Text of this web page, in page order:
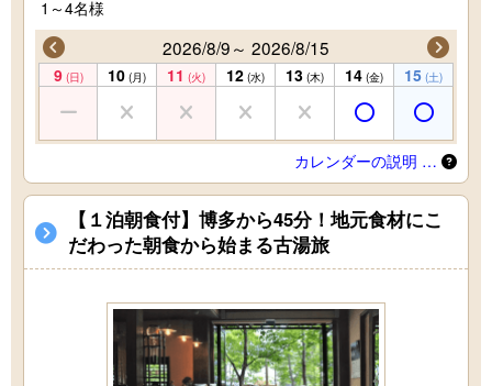
1～4名様
2026/8/9～ 2026/8/15
9 (日) 10 (月) 11 (火) 12 (水) 13 (木) 14 (金) 15 (土)
カレンダーの説明 …
【１泊朝食付】博多から45分！地元食材にこ
だわった朝食から始まる古湯旅